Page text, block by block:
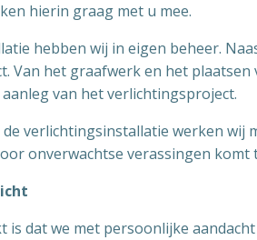
hierin graag met u mee.
hebben wij in eigen beheer.
Van het graafwerk en het
van het verlichtingsproject.
verlichtingsinstallatie werken
onverwachtse verassingen komt
is dat we met persoonlijke